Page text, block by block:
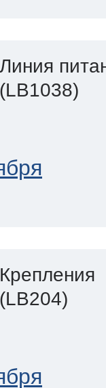
Линия
(LB1038)
Крепления
(LB204)